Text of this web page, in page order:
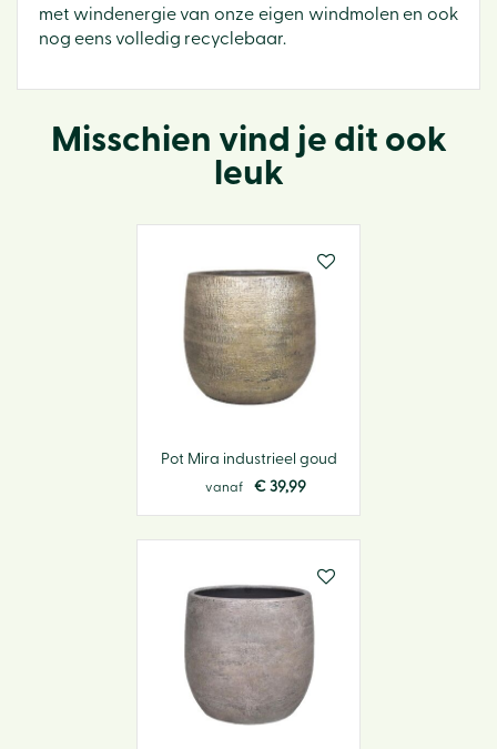
met windenergie van onze eigen windmolen en ook
nog eens volledig recyclebaar.
Misschien vind je dit ook
leuk
Pot Mira industrieel goud
vanaf € 39,99